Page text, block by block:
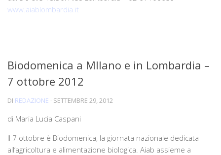
www.aiablombardia.it
Biodomenica a MIlano e in Lombardia –
7 ottobre 2012
DI REDAZIONE · SETTEMBRE 29, 2012
di Maria Lucia Caspani
Il 7 ottobre è Biodomenica, la giornata nazionale dedicata
all’agricoltura e alimentazione biologica. Aiab assieme a